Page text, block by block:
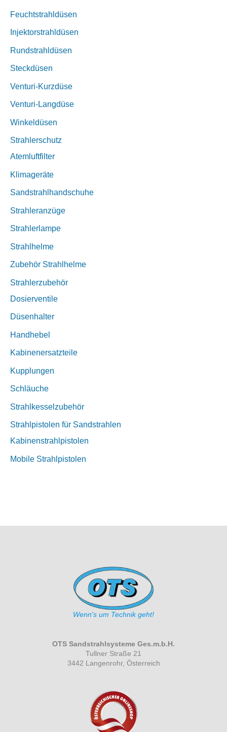
Feuchtstrahldüsen
Injektorstrahldüsen
Rundstrahldüsen
Steckdüsen
Venturi-Kurzdüse
Venturi-Langdüse
Winkeldüsen
Strahlerschutz
Atemluftfilter
Klimageräte
Sandstrahlhandschuhe
Strahleranzüge
Strahlerlampe
Strahlhelme
Zubehör Strahlhelme
Strahlerzubehör
Dosierventile
Düsenhalter
Handhebel
Kabinenersatzteile
Kupplungen
Schläuche
Strahlkesselzubehör
Strahlpistolen für Sandstrahlen
Kabinenstrahlpistolen
Mobile Strahlpistolen
Wenn's um Technik geht!
OTS Sandstrahlsysteme Ges.m.b.H.
Tullner Straße 21
3442 Langenrohr, Österreich